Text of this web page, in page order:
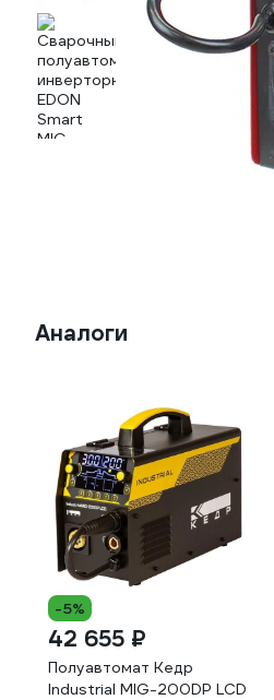
Аналоги
-5%
42 655 ₽
Полуавтомат Кедр
Industrial MIG-200DP LCD